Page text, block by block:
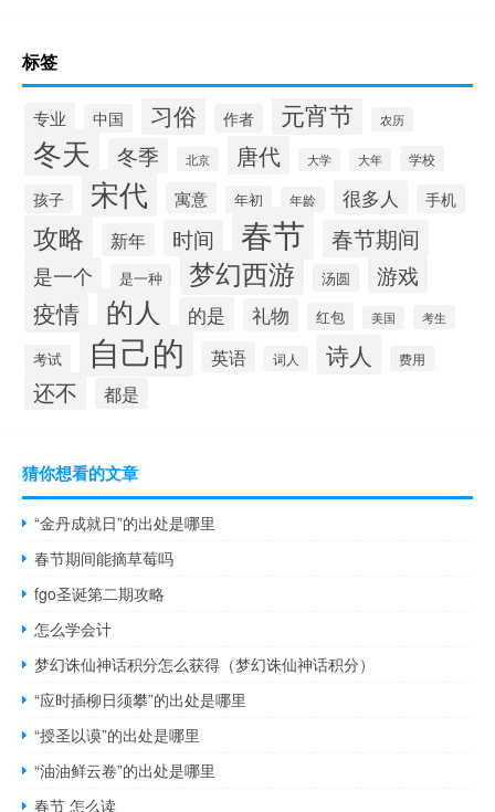
标签
专业 中国 习俗 作者 元宵节 农历
冬天 冬季 北京 唐代 大学 大年 学校
孩子 宋代 寓意 年初 年龄 很多人 手机
攻略 新年 时间 春节 春节期间
是一个 是一种 梦幻西游 汤圆 游戏
疫情 的人 的是 礼物 红包 美国 考生
考试 自己的 英语 词人 诗人 费用
还不 都是
猜你想看的文章
“金丹成就日”的出处是哪里
春节期间能摘草莓吗
fgo圣诞第二期攻略
怎么学会计
梦幻诛仙神话积分怎么获得（梦幻诛仙神话积分）
“应时插柳日须攀”的出处是哪里
“授圣以谟”的出处是哪里
“油油鲜云卷”的出处是哪里
春节 怎么读